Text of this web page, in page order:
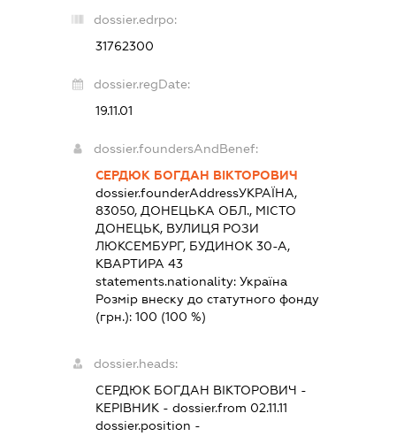
dossier.edrpo:
31762300
dossier.regDate:
19.11.01
dossier.foundersAndBenef:
СЕРДЮК БОГДАН ВІКТОРОВИЧ
dossier.founderAddressУКРАЇНА,
83050, ДОНЕЦЬКА ОБЛ., МІСТО
ДОНЕЦЬК, ВУЛИЦЯ РОЗИ
ЛЮКСЕМБУРГ, БУДИНОК 30-А,
КВАРТИРА 43
statements.nationality: Україна
Розмір внеску до статутного фонду
(грн.): 100 (100 %)
dossier.heads:
СЕРДЮК БОГДАН ВІКТОРОВИЧ -
КЕРІВНИК- dossier.from 02.11.11
dossier.position -